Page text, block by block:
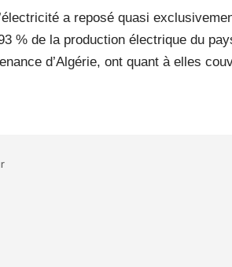
a reposé quasi
% de la production électrique du
d’Algérie, ont quant à elles